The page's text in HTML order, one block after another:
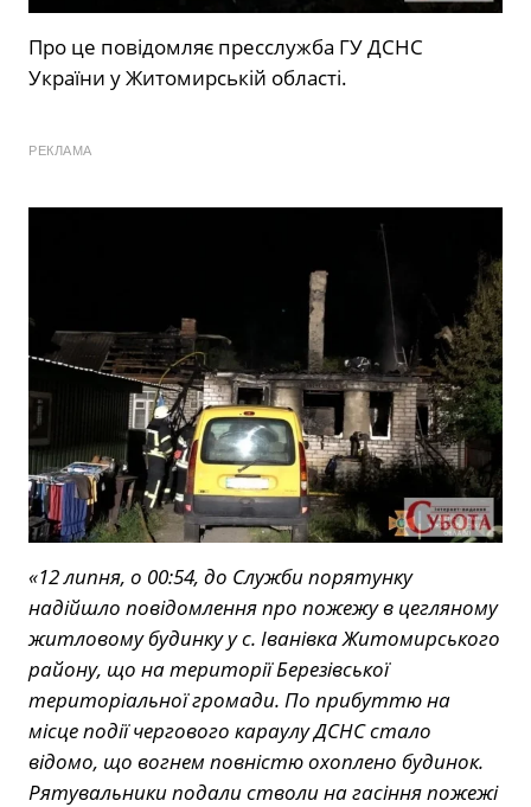
Про це повідомляє пресслужба ГУ ДСНС
України у Житомирській області.
РЕКЛАМА
«12 липня, о 00:54, до Служби порятунку
надійшло повідомлення про пожежу в цегляному
житловому будинку у с. Іванівка Житомирського
району, що на території Березівської
територіальної громади. По прибуттю на
місце події чергового караулу ДСНС стало
відомо, що вогнем повністю охоплено будинок.
Рятувальники подали стволи на гасіння пожежі